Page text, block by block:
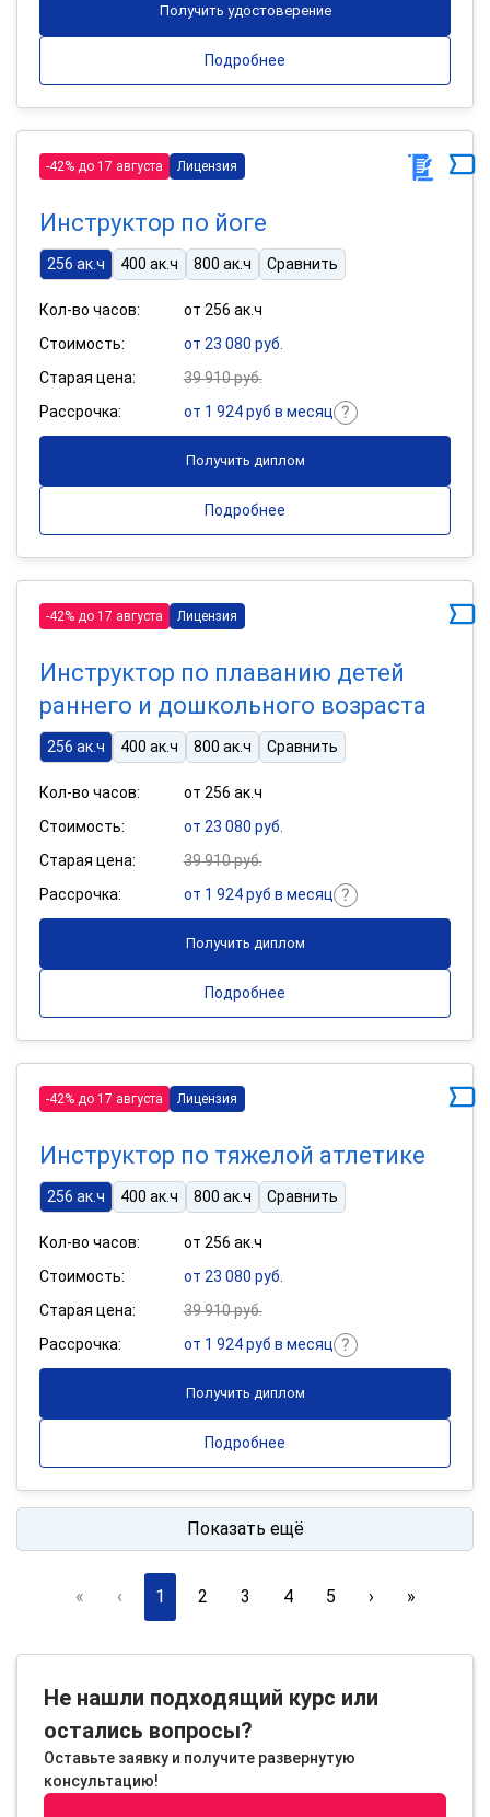
Получить удостоверение
Подробнее
-42% до 17 августа Лицензия
Инструктор по йоге
256 ак.ч 400 ак.ч 800 ак.ч Сравнить
Кол-во часов:
от 256 ак.ч
Стоимость:
от 23 080 руб.
Старая цена:
39 910 руб.
Рассрочка:
от 1 924 руб в месяц
Получить диплом
Подробнее
-42% до 17 августа Лицензия
Инструктор по плаванию детей
раннего и дошкольного возраста
256 ак.ч 400 ак.ч 800 ак.ч Сравнить
Кол-во часов:
от 256 ак.ч
Стоимость:
от 23 080 руб.
Старая цена:
39 910 руб.
Рассрочка:
от 1 924 руб в месяц
Получить диплом
Подробнее
-42% до 17 августа Лицензия
Инструктор по тяжелой атлетике
256 ак.ч 400 ак.ч 800 ак.ч Сравнить
Кол-во часов:
от 256 ак.ч
Стоимость:
от 23 080 руб.
Старая цена:
39 910 руб.
Рассрочка:
от 1 924 руб в месяц
Получить диплом
Подробнее
Показать ещё
« ‹ 1 2 3 4 5 › »
Не нашли подходящий курс или
остались вопросы?
Оставьте заявку и получите развернутую
консультацию!